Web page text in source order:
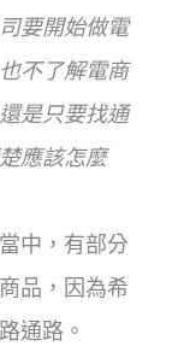
要開始做電
不了解電商
是只要找通
應該怎麼
中，有部分
品， 因為希
通路。